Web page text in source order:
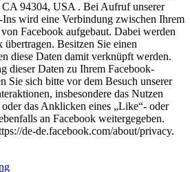
94304, USA . Bei Aufruf unserer
wird eine Verbindung zwischen Ihrem
Facebook aufgebaut. Dabei werden
übertragen. Besitzen Sie einen
diese Daten damit verknüpft werden.
dieser Daten zu Ihrem Facebook-
Sie sich bitte vor dem Besuch unserer
insbesondere das Nutzen
das Anklicken eines „Like“- oder
an Facebook weitergegeben.
de-de.facebook.com/about/privacy.